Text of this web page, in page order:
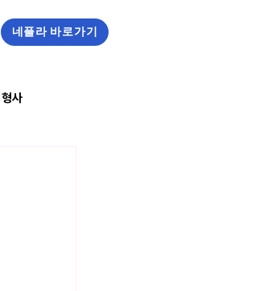
네플라 바로가기
형사